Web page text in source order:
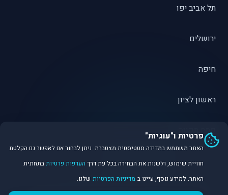
תל אביב יפו
ירושלים
חיפה
ראשון לציון
פתח תקווה
פרטיות ו"עוגיות"
האתר משתמש במדידה סטטיסטית מצטברת. ניתן לבחור אם לאפשר גם הקלטת
חוויית שימוש, ולשנות את הבחירה בכל עת דרך העדפות פרטיותבתחתית
האתר. למידע נוסף, עיינו ב מדיניות הפרטיות שלנו.